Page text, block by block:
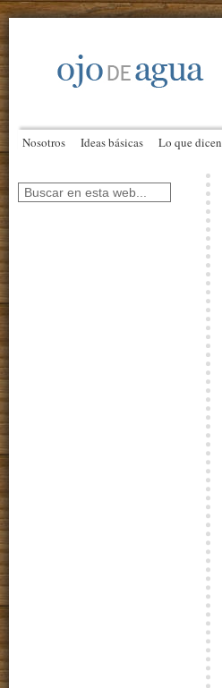
Nosotros Ideas básicas Lo que dicen